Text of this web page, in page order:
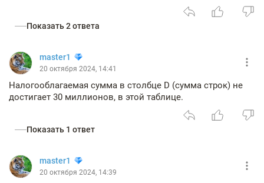
Показать 2 ответа
master1
20 октября 2024, 14:41
Налогооблагаемая сумма в столбце D (сумма строк) не
достигает 30 миллионов, в этой таблице.
Показать 1 ответ
master1
20 октября 2024, 14:39